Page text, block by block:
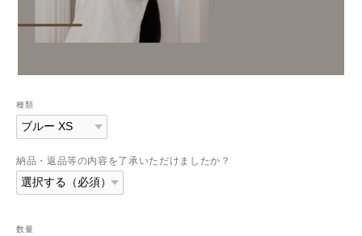
種類
納品・返品等の内容を了承いただけましたか？
数量